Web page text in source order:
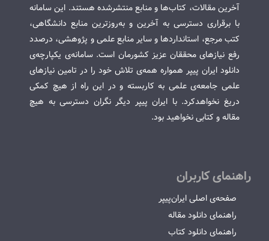
آخرین مقالات، کتاب‌ها و منابع منتشرشده هستند. این سامانه
با برقراری دسترسی به آخرین و به‌روزترین منابع دانشگاهی،
کتب مرجع، استانداردها و سایر منابع علمی و پژوهشی، درصدد
رفع نیازهای محققان عزیز کشورمان است. سامانه‌ی یکپارچه‌ی
دانلود ایران پیپر همواره همه‌ی تلاش خود را در تامین نیازهای
علمی جامعه‌ی علمی به کاربسته و در این راه از هیچ کمکی
دریغ نخواهدکرد. با ایران پیپر دیگر نگران دسترسی به هیچ
مقاله و کتابی نخواهید بود.
راهنمای کاربران
صفحه‌ی اصلی ایران‌پیپر
راهنمای دانلود مقاله
راهنمای دانلود کتاب